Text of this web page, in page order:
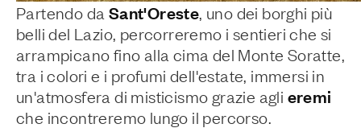
Partendo da Sant'Oreste , uno dei borghi più
belli del Lazio, percorreremo i sentieri che si
arrampicano fino alla cima del Monte Soratte,
tra i colori e i profumi dell'estate, immersi in
un'atmosfera di misticismo grazie agli eremi
che incontreremo lungo il percorso.